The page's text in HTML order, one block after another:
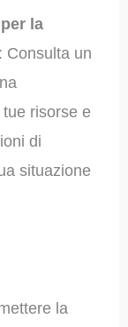
la
Consulta un
risorse e
di
situazione
la